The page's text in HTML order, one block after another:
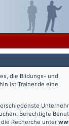
die Bildungs- und
ist Trainer.de eine
Berechtigte
Recherche unter